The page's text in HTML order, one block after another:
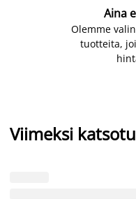
Aina
Olemme
tuotteita,
Viimeksi